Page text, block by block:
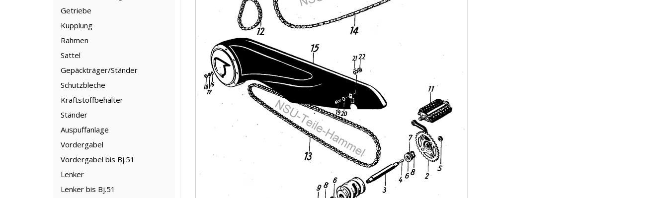
Getriebe
Kupplung
Rahmen
Sattel
Gepäckträger/Ständer
Schutzbleche
Kraftstoffbehälter
Ständer
Auspuffanlage
Vordergabel
Vordergabel bis Bj.51
Lenker
Lenker bis Bj.51